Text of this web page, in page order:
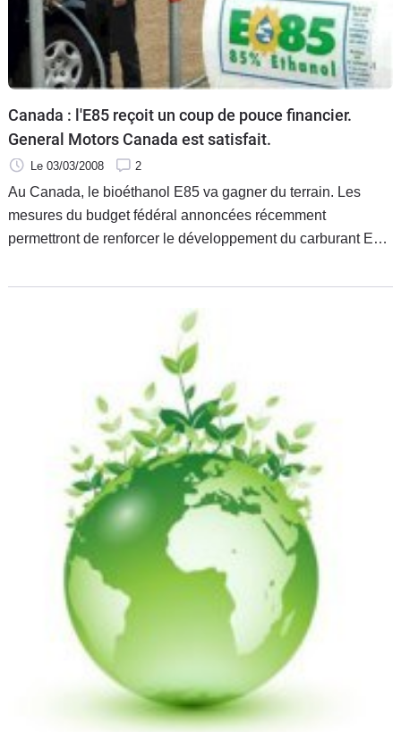
Canada : l'E85 reçoit un coup de pouce financier.
General Motors Canada est satisfait.
Le 03/03/2008 2
Au Canada, le bioéthanol E85 va gagner du terrain. Les
mesures du budget fédéral annoncées récemment
permettront de renforcer le développement du carburant E85
Canada a fait savoir qu'il